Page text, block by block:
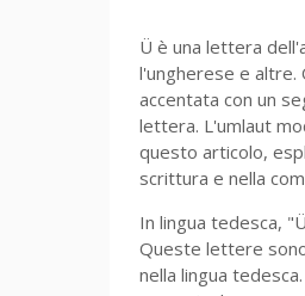
Ü è una lettera
l'ungherese e altre.
accentata con un
lettera. L'umlaut
questo articolo,
scrittura e nella
In lingua tedesca,
Queste lettere
nella lingua